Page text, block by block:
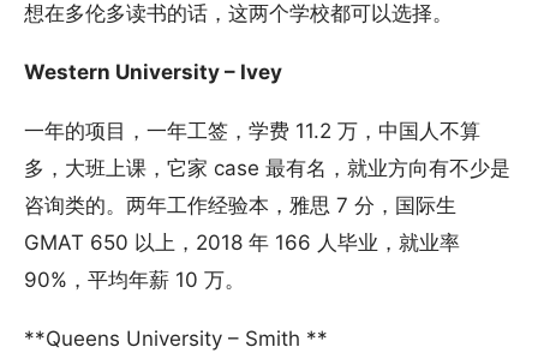
想在多伦多读书的话，这两个学校都可以选择。
Western University – Ivey
一年的项目，一年工签，学费 11.2 万，中国人不算
多，大班上课，它家 case 最有名，就业方向有不少是
咨询类的。两年工作经验本，雅思 7 分，国际生
GMAT 650 以上，2018 年 166 人毕业，就业率
90%，平均年薪 10 万。
**Queens University – Smith **